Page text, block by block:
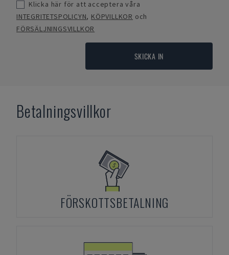
Klicka här för att acceptera våra
INTEGRITETSPOLICYN, KÖPVILLKOR och
FÖRSÄLJNINGSVILLKOR
SKICKA IN
Betalningsvillkor
FÖRSKOTTSBETALNING